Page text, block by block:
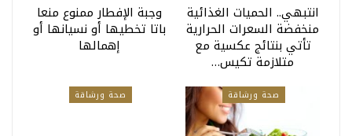
انتبهي.. الحميات الغذائية
منخفضة السعرات الحرارية
تأتي بنتائج عكسية مع
متلازمة تكيس…
وجبة الإفطار ممنوع منعا
باتا تخطيها أو نسيانها أو
إهمالها
صحة ورشاقة صحة ورشاقة